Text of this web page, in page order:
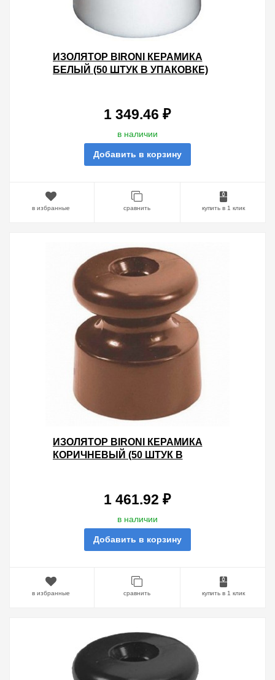
ИЗОЛЯТОР BIRONI КЕРАМИКА
БЕЛЫЙ (50 ШТУК В УПАКОВКЕ)
1 349.46 ₽
в наличии
Добавить в корзину
в избранные сравнить купить в 1 клик
ИЗОЛЯТОР BIRONI КЕРАМИКА
КОРИЧНЕВЫЙ (50 ШТУК В
1 461.92 ₽
в наличии
Добавить в корзину
в избранные сравнить купить в 1 клик